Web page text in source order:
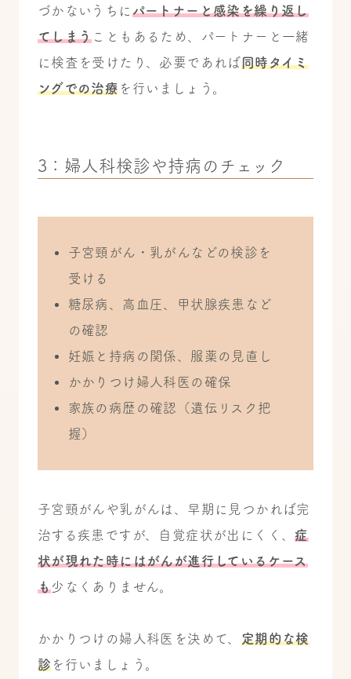
づかないうちに パートナーと感染を繰り返し
てしまう こともあるため、パートナーと一緒
に検査を受けたり、必要であれば同時タイミ
ングでの治療 を行いましょう。
3：婦人科検診や持病のチェック
子宮頸がん・乳がんなどの検診を
受ける
糖尿病、高血圧、甲状腺疾患など
の確認
妊娠と持病の関係、服薬の見直し
かかりつけ婦人科医の確保
家族の病歴の確認（遺伝リスク把
握）
子宮頸がんや乳がんは、早期に見つかれば完
治する疾患ですが、自覚症状が出にくく、症
状が現れた時にはがんが進行しているケース
も少なくありません。
かかりつけの婦人科医を決めて、 定期的な検
診 を行いましょう。